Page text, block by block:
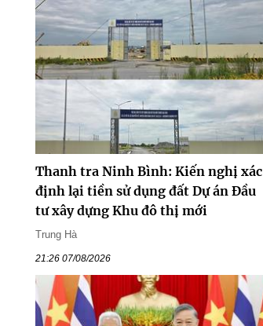
Thanh tra Ninh Bình: Kiến nghị xác
định lại tiền sử dụng đất Dự án Đầu
tư xây dựng Khu đô thị mới
Trung Hà
21:26 07/08/2026